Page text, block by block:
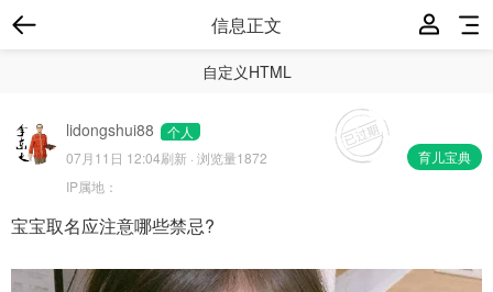
信息正文
自定义HTML
lidongshui88
个人
育儿宝典
07月11日 12:04刷新 · 浏览量1872
IP属地：
宝宝取名应注意哪些禁忌?